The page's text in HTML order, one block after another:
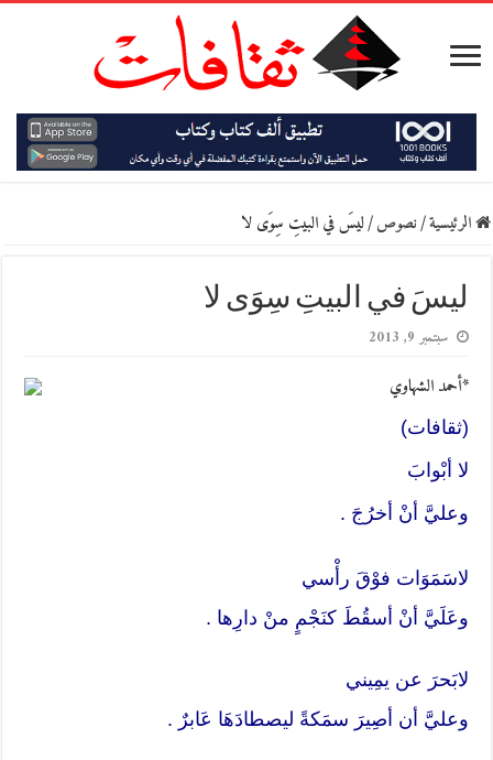
الرئيسية/نصوص/ليسَ في البيتِ سِوَى لا
ليسَ في البيتِ سِوَى لا
سبتمبر 9, 2013
*أحمد الشهاوي
(ثقافات)
لا أبْوابَ
وعليَّ أنْ أخرُجَ .
لاسَمَوَات فوْقَ رأْسي
وعَلَيَّ أنْ أسقُطَ كنَجْمٍ منْ دارِها .
لابَحرَ عن يمِيني
وعليَّ أن أصِيرَ سمَكةً ليصطادَهَا عَابرٌ .